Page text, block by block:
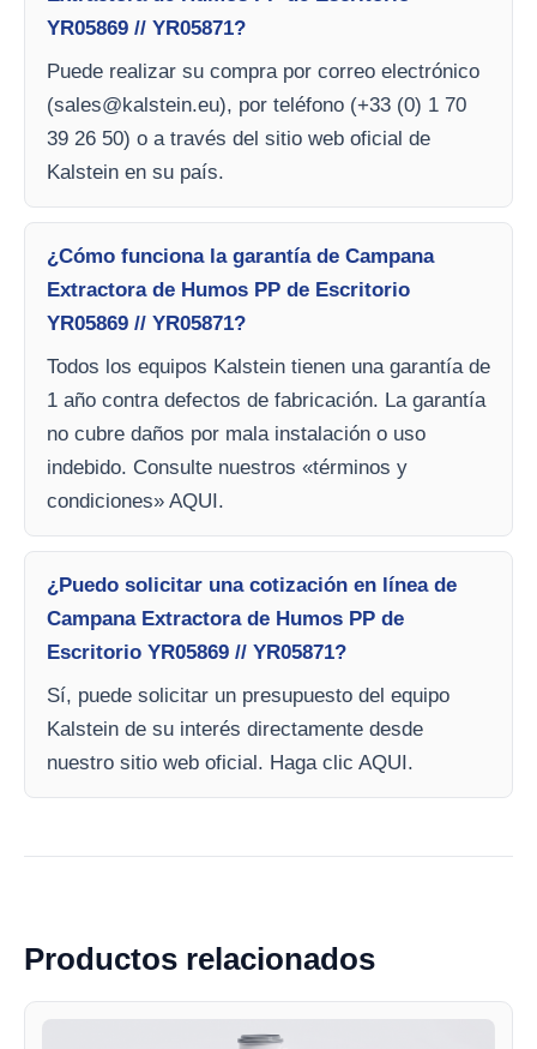
YR05869 // YR05871?
Puede realizar su compra por correo electrónico
(sales@kalstein.eu), por teléfono (+33 (0) 1 70
39 26 50) o a través del sitio web oficial de
Kalstein en su país.
¿Cómo funciona la garantía de Campana
Extractora de Humos PP de Escritorio
YR05869 // YR05871?
Todos los equipos Kalstein tienen una garantía de
1 año contra defectos de fabricación. La garantía
no cubre daños por mala instalación o uso
indebido. Consulte nuestros «términos y
condiciones» AQUI.
¿Puedo solicitar una cotización en línea de
Campana Extractora de Humos PP de
Escritorio YR05869 // YR05871?
Sí, puede solicitar un presupuesto del equipo
Kalstein de su interés directamente desde
nuestro sitio web oficial. Haga clic AQUI.
Productos relacionados